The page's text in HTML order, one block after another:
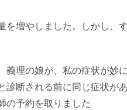
増やしました。しかし、
理の娘が、私の症状が妙
診断される前に同じ症状が
の予約を取りました